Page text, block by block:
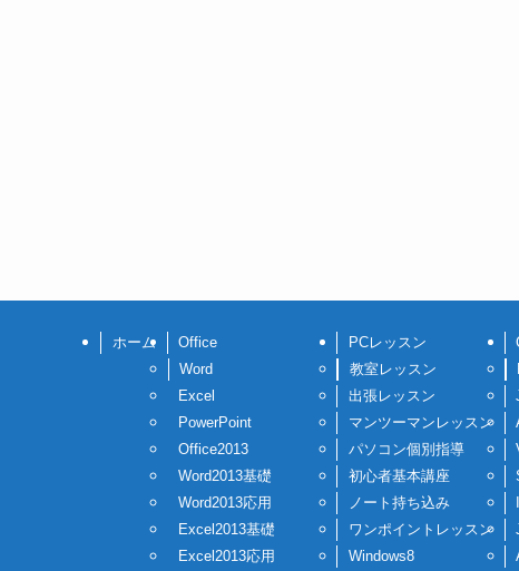
ホーム
Office
Word
Excel
PowerPoint
Office2013
Word2013基礎
Word2013応用
Excel2013基礎
Excel2013応用
PCレッスン
教室レッスン
出張レッスン
マンツーマンレッスン
パソコン個別指導
初心者基本講座
ノート持ち込み
ワンポイントレッスン
Windows8